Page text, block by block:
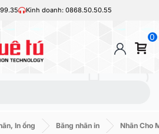
Kinh doanh: 0868.50.50.55
0
In ống Băng nhãn in Nhãn Cho